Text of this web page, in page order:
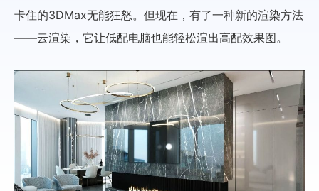
卡住的3DMax无能狂怒。但现在，有了一种新的渲染方法
——云渲染 ，它让低配电脑也能轻松渲出高配效果图。